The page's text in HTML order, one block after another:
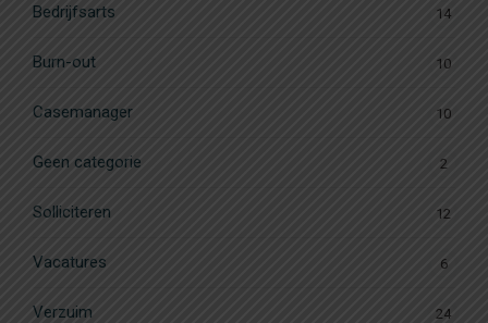
Bedrijfsarts 14
Burn-out 10
Casemanager 10
Geen categorie 2
Solliciteren 12
Vacatures 6
Verzuim 24